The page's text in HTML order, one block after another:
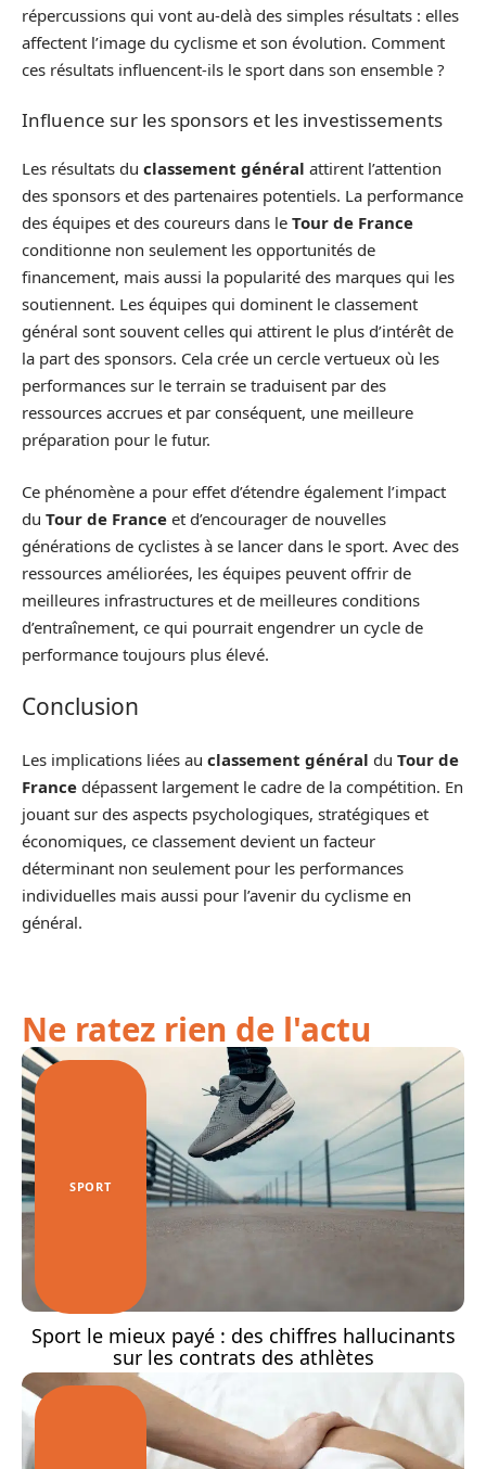
répercussions qui vont au-delà des simples résultats : elles
affectent l’image du cyclisme et son évolution. Comment
ces résultats influencent-ils le sport dans son ensemble ?
Influence sur les sponsors et les investissements
Les résultats du classement général attirent l’attention
des sponsors et des partenaires potentiels. La performance
des équipes et des coureurs dans le Tour de France
conditionne non seulement les opportunités de
financement, mais aussi la popularité des marques qui les
soutiennent. Les équipes qui dominent le classement
général sont souvent celles qui attirent le plus d’intérêt de
la part des sponsors. Cela crée un cercle vertueux où les
performances sur le terrain se traduisent par des
ressources accrues et par conséquent, une meilleure
préparation pour le futur.
Ce phénomène a pour effet d’étendre également l’impact
du Tour de France et d’encourager de nouvelles
générations de cyclistes à se lancer dans le sport. Avec des
ressources améliorées, les équipes peuvent offrir de
meilleures infrastructures et de meilleures conditions
d’entraînement, ce qui pourrait engendrer un cycle de
performance toujours plus élevé.
Conclusion
Les implications liées au classement général du Tour de
France dépassent largement le cadre de la compétition. En
jouant sur des aspects psychologiques, stratégiques et
économiques, ce classement devient un facteur
déterminant non seulement pour les performances
individuelles mais aussi pour l’avenir du cyclisme en
général.
Ne ratez rien de l'actu
SPORT
Sport le mieux payé : des chiffres hallucinants
sur les contrats des athlètes